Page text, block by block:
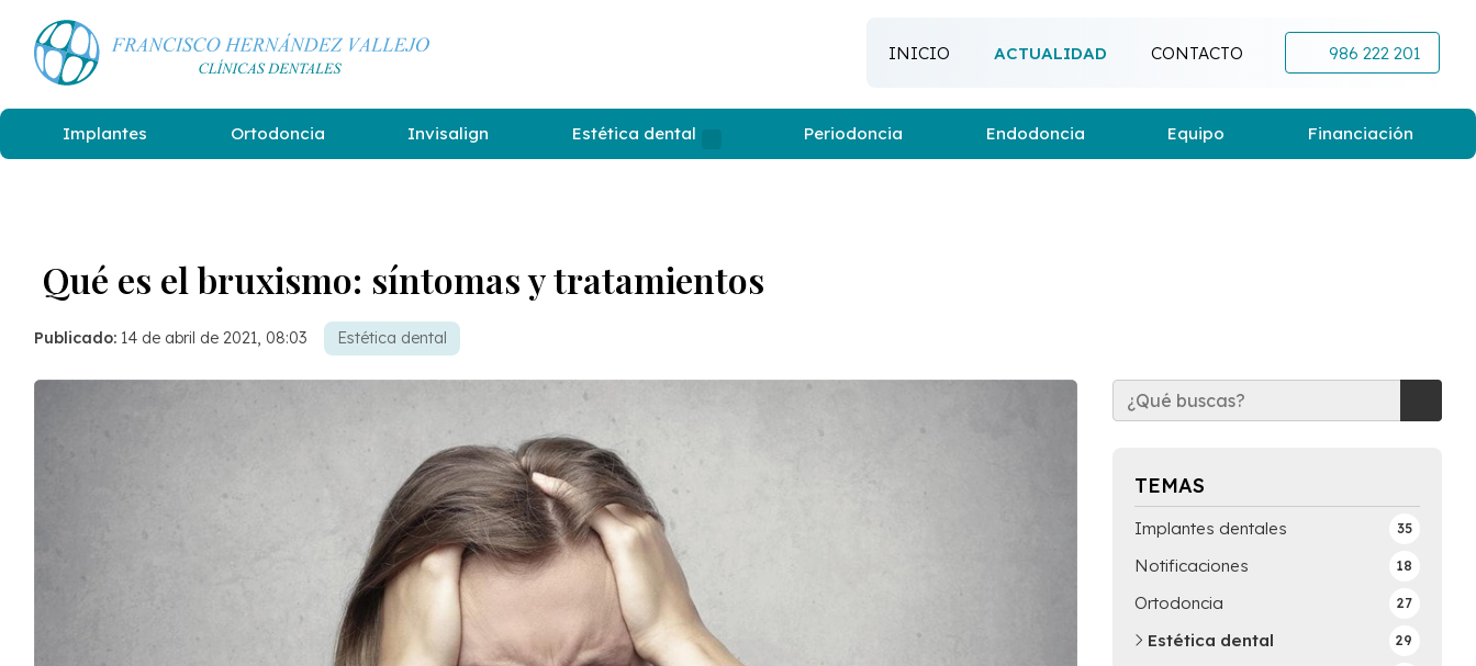
INICIO ACTUALIDAD CONTACTO 986 222 201
Implantes Ortodoncia Invisalign Estética dental Periodoncia Endodoncia Equipo Financiación
Qué es el bruxismo: síntomas y tratamientos
Publicado: 14 de abril de 2021, 08:03 Estética dental
TEMAS
Implantes dentales 35
Notificaciones 18
Ortodoncia 27
Estética dental 29